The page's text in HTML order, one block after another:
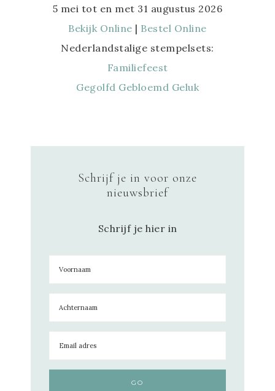
5 mei tot en met 31 augustus 2026
Bekijk Online | Bestel Online
Nederlandstalige stempelsets:
Familiefeest
Gegolfd Gebloemd Geluk
Schrijf je in voor onze
nieuwsbrief
Schrijf je hier in